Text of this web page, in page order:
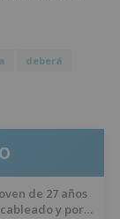
deberá
de 27 años
y por